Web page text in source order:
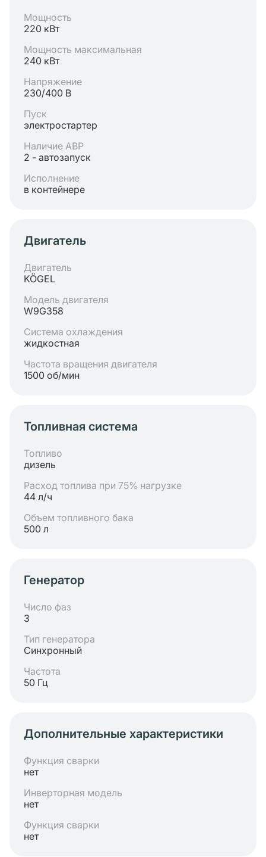
Мощность
220 кВт
Мощность максимальная
240 кВт
Напряжение
230/400 В
Пуск
электростартер
Наличие АВР
2 - автозапуск
Исполнение
в контейнере
Двигатель
Двигатель
KÖGEL
Модель двигателя
W9G358
Система охлаждения
жидкостная
Частота вращения двигателя
1500 об/мин
Топливная система
Топливо
дизель
Расход топлива при 75% нагрузке
44 л/ч
Объем топливного бака
500 л
Генератор
Число фаз
3
Тип генератора
Синхронный
Частота
50 Гц
Дополнительные характеристики
Функция сварки
нет
Инверторная модель
нет
Функция сварки
нет